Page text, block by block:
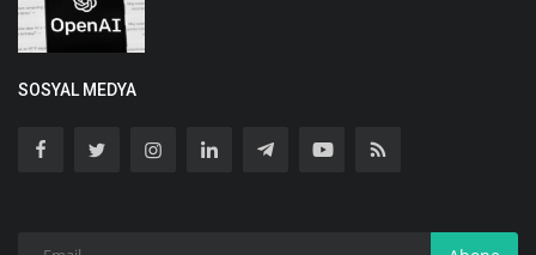
SOSYAL MEDYA